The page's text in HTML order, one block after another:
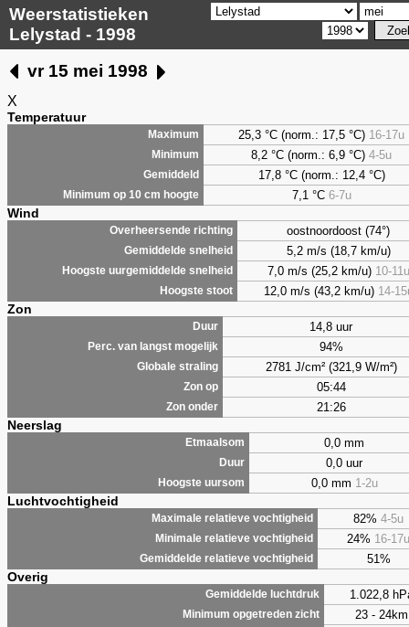
Weerstatistieken
Lelystad - 1998
vr 15 mei 1998
X
Temperatuur
Maximum 25,3 °C (norm.: 17,5 °C) 16-17u
Minimum 8,2 °C (norm.: 6,9 °C) 4-5u
Gemiddeld 17,8 °C (norm.: 12,4 °C)
Minimum op 10 cm hoogte 7,1 °C 6-7u
Wind
Overheersende richting oostnoordoost (74°)
Gemiddelde snelheid 5,2 m/s (18,7 km/u)
Hoogste uurgemiddelde snelheid 7,0 m/s (25,2 km/u) 10-11u
Hoogste stoot 12,0 m/s (43,2 km/u) 14-
Zon
Duur 14,8 uur
Perc. van langst mogelijk 94%
Globale straling 2781 J/cm² (321,9 W/m²)
Zon op 05:44
Zon onder 21:26
Neerslag
Etmaalsom 0,0 mm
Duur 0,0 uur
Hoogste uursom 0,0 mm 1-2u
Luchtvochtigheid
Maximale relatieve vochtigheid 82% 4-5u
Minimale relatieve vochtigheid 24% 16-17u
Gemiddelde relatieve vochtigheid 51%
Overig
Gemiddelde luchtdruk 1.022,8
Minimum opgetreden zicht 23 - 24km